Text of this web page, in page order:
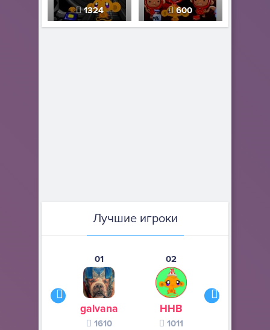
1324 600
Лучшие игроки
01
galvana
1610
02
ННВ
1011